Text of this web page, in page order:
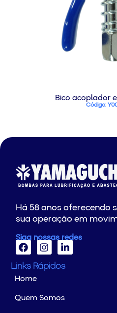
Bico acoplador
Código:
Há 58 anos oferecendo
sua operação em
Siga nossas redes
Links Rápidos
Home
Quem Somos